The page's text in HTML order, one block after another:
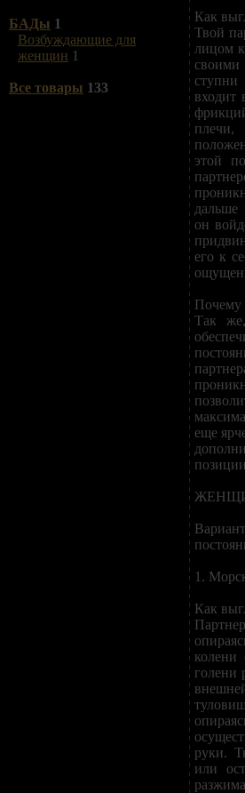
БАДы 1
Возбуждающие для
женщин 1
Все товары 133
Как
Твой
лицом
ступни
входит
этой
дальше
он
его к
Почему
Так
еще
1.
Как
голени
руки.
или